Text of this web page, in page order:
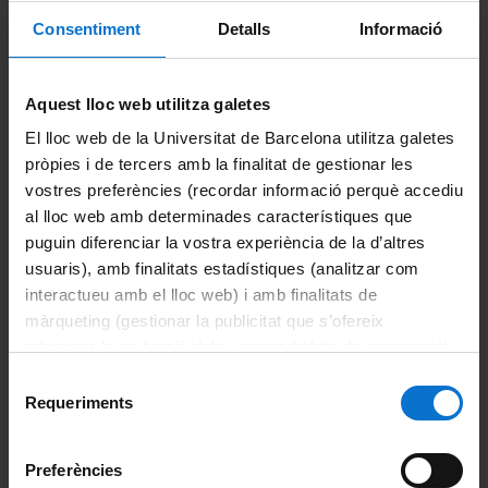
Consentiment Detalls Informació
Aquest lloc web utilitza galetes
El lloc web de la Universitat de Barcelona utilitza galetes
pròpies i de tercers amb la finalitat de gestionar les
vostres preferències (recordar informació perquè accediu
al lloc web amb determinades característiques que
puguin diferenciar la vostra experiència de la d’altres
usuaris), amb finalitats estadístiques (analitzar com
interactueu amb el lloc web) i amb finalitats de
màrqueting (gestionar la publicitat que s’ofereix
consultar laPolítica de galetes del lloc web de la
Requeriments
Preferències
El procediment
per a la prematrícula dels grups de
1.- Primer s’han d’escollir les assignatures teòriques a
l’apartat d’Inscripció d’assignatures.
2.- Un cop seleccionades iconfirmades les assignatures
teòriques s’ha d’escollir el grup de pràctiques de cada
assignatura teòrica, a l’apartat d’Inscripció de Grups de
pràctiques.